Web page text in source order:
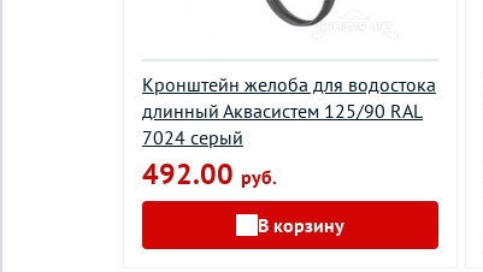
Кронштейн желоба для водостока
длинный Аквасистем 125/90 RAL
7024 серый
492.00 руб.
В корзину